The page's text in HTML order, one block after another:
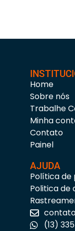
Home
Sobre nós
Trabalhe
Minha
Contato
Painel
AJUDA
Política de
Politica de
(13)